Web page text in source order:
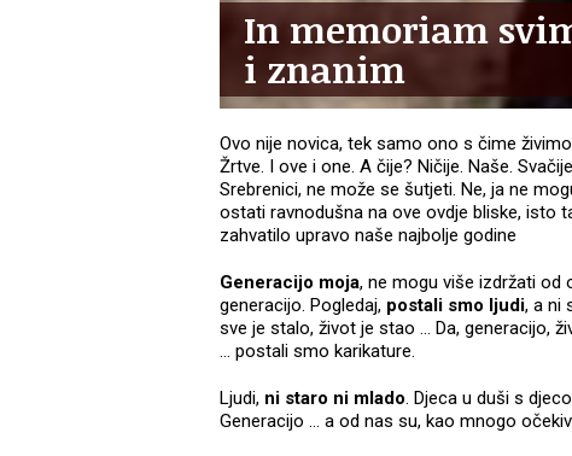
In memoriam
i znanim
Ovo nije novica, tek samo ono s čime
Žrtve. I ove i one. A čije? Ničije. Naše.
Srebrenici, ne može se šutjeti. Ne, ja ne
ostati ravnodušna na ove ovdje bliske, isto
zahvatilo upravo naše najbolje godine
Generacijo moja, ne mogu više izdržati od
generacijo. Pogledaj, postali smo ljudi, a ni
sve je stalo, život je stao … Da, generacijo,
… postali smo karikature.
Ljudi, ni staro ni mlado. Djeca u duši s
Generacijo … a od nas su, kao mnogo